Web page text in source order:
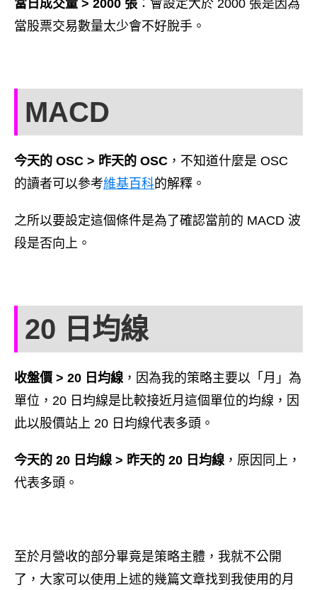
當日成交量 > 2000 張 ：會設定大於 2000 張是因為
當股票交易數量太少會不好脫手。
MACD
今天的 OSC > 昨天的 OSC ，不知道什麼是 OSC
的讀者可以參考維基百科的解釋。
之所以要設定這個條件是為了確認當前的 MACD 波
段是否向上。
20 日均線
收盤價 > 20 日均線 ，因為我的策略主要以「月」為
單位，20 日均線是比較接近月這個單位的均線，因
此以股價站上 20 日均線代表多頭。
今天的 20 日均線 > 昨天的 20 日均線 ，原因同上，
代表多頭。
至於月營收的部分畢竟是策略主體，我就不公開
了，大家可以使用上述的幾篇文章找到我使用的月